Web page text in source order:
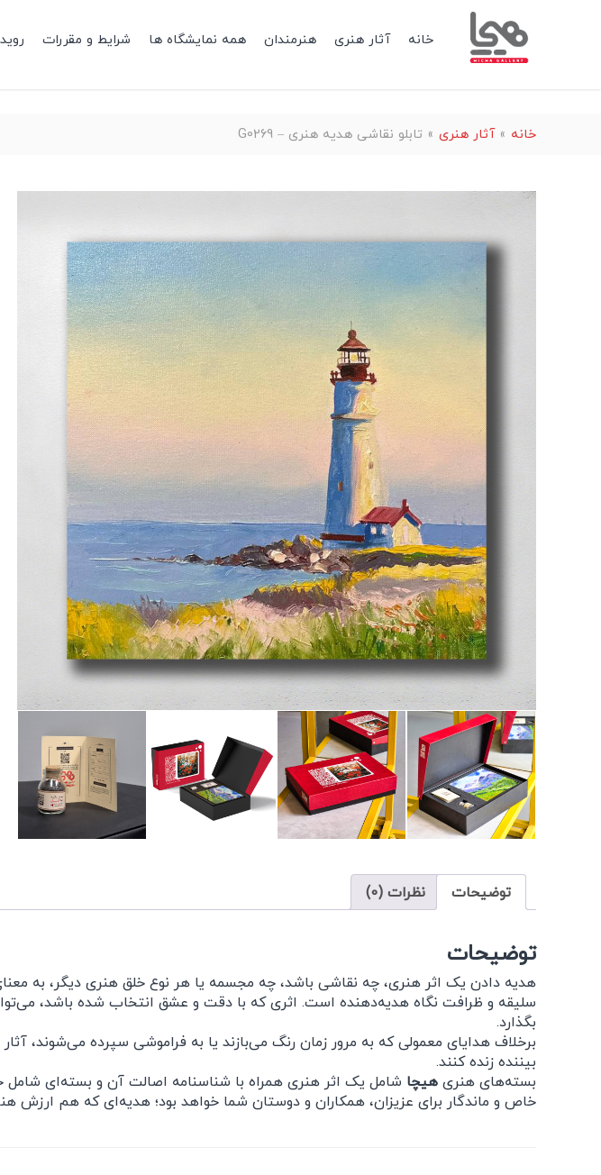
خانه آثار هنری هنرمندان همه نمایشگاه ها شرایط و مقررات
خانه »آثار هنری » تابلو نقاشی هدیه هنری – G0269
توضیحات نظرات (0)
توضیحات
هدیه دادن یک اثر هنری، چه نقاشی باشد، چه مجسمه یا هر نوع خلق هنری دیگر، به
سلیقه و ظرافت نگاه هدیه‌دهنده است. اثری که با دقت و عشق انتخاب شده باشد،
بگذارد.
برخلاف هدایای معمولی که به مرور زمان رنگ می‌بازند یا به فراموشی سپرده می‌شوند،
بیننده زنده کنند.
بسته‌های هنریهیچا شامل یک اثر هنری همراه با شناسنامه اصالت آن و بسته‌ای
خاص و ماندگار برای عزیزان، همکاران و دوستان شما خواهد بود؛ هدیه‌ای که هم ارزش